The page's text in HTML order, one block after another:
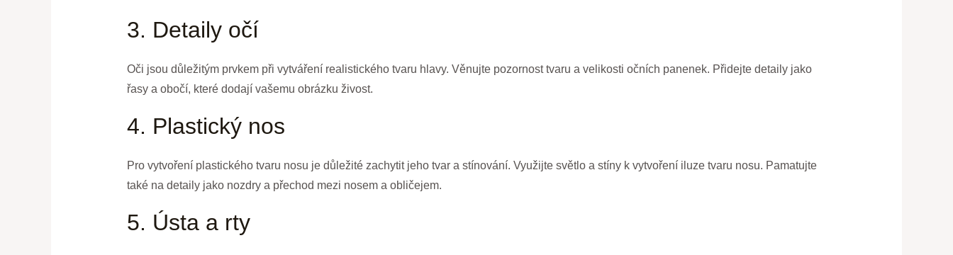
3. Detaily očí
Oči jsou důležitým prvkem při vytváření realistického tvaru hlavy. Věnujte pozornost tvaru a velikosti očních panenek. Přidejte detaily jako
řasy a obočí, které dodají vašemu obrázku živost.
4. Plastický nos
Pro vytvoření plastického tvaru nosu je důležité zachytit jeho tvar a stínování. Využijte světlo a stíny k vytvoření iluze tvaru nosu. Pamatujte
také na detaily jako nozdry a přechod mezi nosem a obličejem.
5. Ústa a rty